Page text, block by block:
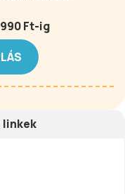
Ft-ig
linkek